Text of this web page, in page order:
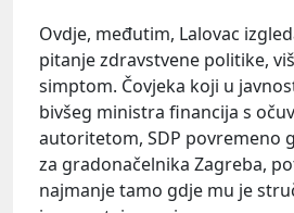
Ovdje, međutim, Lalovac
pitanje zdravstvene politike,
simptom. Čovjeka koji u
bivšeg ministra financija s
autoritetom, SDP povremeno
za gradonačelnika Zagreba,
najmanje tamo gdje mu je